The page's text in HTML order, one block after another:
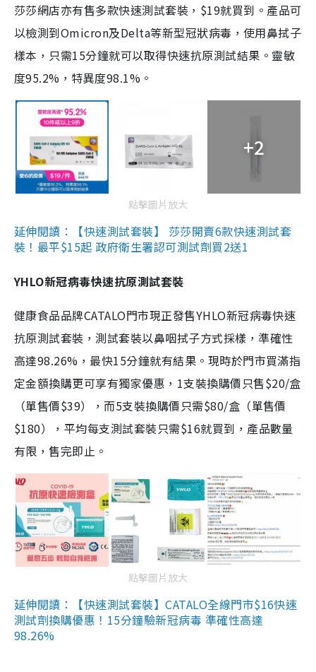
莎莎網店亦有售多款快速測試套裝，$19就買到。產品可
以檢測到Omicron及Delta等新型冠狀病毒，使用鼻拭子
樣本，只需15分鐘就可以取得快速抗原測試結果。靈敏
度95.2%，特異度98.1%。
+2
點擊圖片放大
延伸閱讀：【快速測試套裝】 莎莎開賣6款快速測試套
裝！最平$15起 政府衛生署認可測試劑買2送1
YHLO新冠病毒快速抗原測試套裝
健康食品品牌CATALO門市現正發售YHLO新冠病毒快速
抗原測試套裝，測試套裝以鼻咽拭子方式採樣，準確性
高達98.26%，最快15分鐘就有結果。現時於門市買滿指
定金額換購更可享有獨家優惠，1支裝換購價只售$20/盒
（單售價$39），而5支裝換購價只需$80/盒（單售價
$180），平均每支測試套裝只需$16就買到，產品數量
有限，售完即止。
點擊圖片放大
延伸閱讀：【快速測試套裝】CATALO全線門市$16快速
測試劑換購優惠！15分鐘驗新冠病毒 準確性高達
98.26%